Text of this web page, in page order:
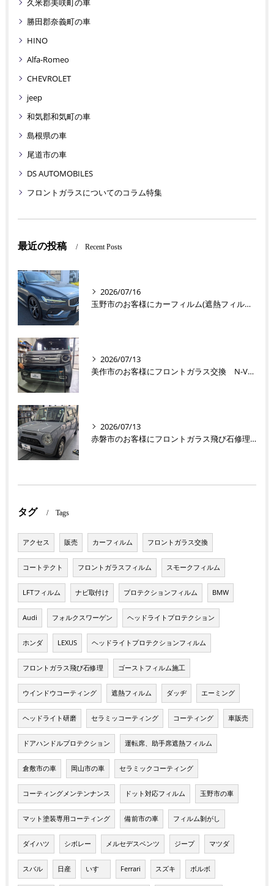
久米郡美咲町の車
勝田郡奈義町の車
HINO
Alfa-Romeo
CHEVROLET
jeep
和気郡和気町の車
島根県の車
尾道市の車
DS AUTOMOBILES
フロントガラスについてのコラム特集
最近の投稿 Recent Posts
2026/07/16
玉野市のお客様にカーフィルム(遮熱フィルム) V60【nexus株式会社】
2026/07/13
美作市のお客様にフロントガラス交換 N-VAN【nexus株式会社】
2026/07/13
赤磐市のお客様にフロントガラス飛び石修理 ラパン【nexus株式会社】
タグ Tags
アクセス 販売 カーフィルム フロントガラス交換
コートテクト フロントガラスフィルム スモークフィルム
LFTフィルム ナビ取付け プロテクションフィルム BMW
Audi フォルクスワーゲン ヘッドライトプロテクション
ホンダ LEXUS ヘッドライトプロテクションフィルム
フロントガラス飛び石修理 ゴーストフィルム施工
ウインドウコーティング 遮熱フィルム ダッヂ エーミング
ヘッドライト研磨 セラミッコーティング コーティング 車販売
ドアハンドルプロテクション 運転席、助手席遮熱フィルム
倉敷市の車 岡山市の車 セラミックコーティング
コーティングメンテンナンス ドット対応フィルム 玉野市の車
マット塗装専用コーティング 備前市の車 フィルム剝がし
ダイハツ シボレー メルセデスベンツ ジープ マツダ
スバル 日産 いすゞ Ferrari スズキ ボルボ